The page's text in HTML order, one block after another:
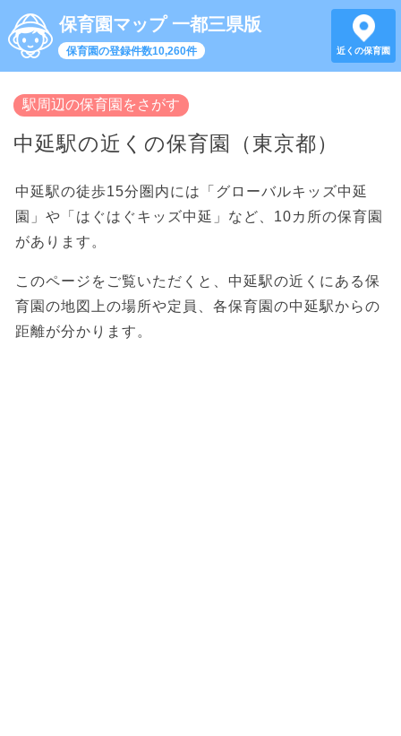
保育園マップ 一都三県版
保育園の登録件数10,260件 近くの保育園
駅周辺の保育園をさがす
中延駅の近くの保育園（東京都）
中延駅の徒歩15分圏内には「グローバルキッズ中延
園」や「はぐはぐキッズ中延」など、10カ所の保育園
があります。
このページをご覧いただくと、中延駅の近くにある保
育園の地図上の場所や定員、各保育園の中延駅からの
距離が分かります。